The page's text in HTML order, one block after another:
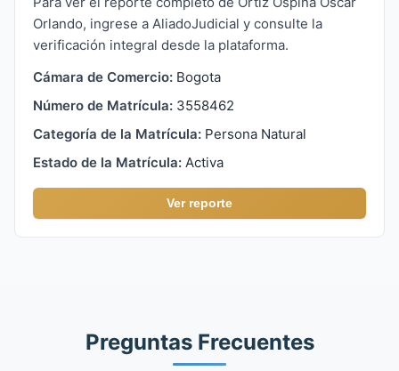
Orlando, ingrese a AliadoJudicial y consulte la
verificación integral desde la plataforma.
Cámara de Comercio: Bogota
Número de Matrícula: 3558462
Categoría de la Matrícula: Persona Natural
Estado de la Matrícula: Activa
Ver reporte
Preguntas Frecuentes